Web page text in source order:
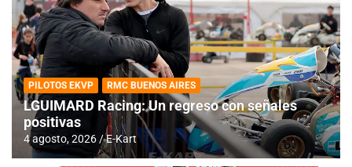
PILOTOS EKVP RMC BUENOS AIRES
LGUIMARD Racing: Un regreso con señales
positivas
4 agosto, 2026 E-Kart